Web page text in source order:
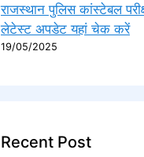
राजस्थान पुलिस कांस्टेबल
लेटेस्ट अपडेट यहां चेक करें
19/05/2025
Recent Post